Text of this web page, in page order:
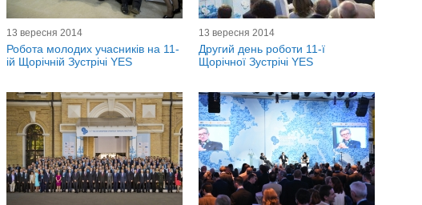
13 вересня 2014
Робота молодих учасників на 11-
ій Щорічній Зустрічі YES
13 вересня 2014
Другий день роботи 11-ї
Щорічної Зустрічі YES